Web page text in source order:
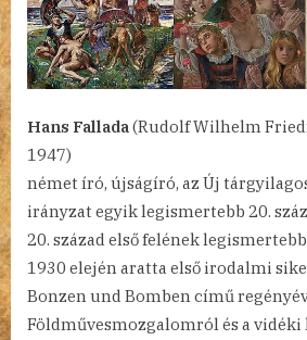
Hans Fallada(Rudolf Wilhelm
1947)
német író, újságíró, az Új
irányzat egyik legismertebb 20.
20. század első felének
1930 elején aratta első irodalmi
Bonzen und Bomben című
Földművesmozgalomról és a